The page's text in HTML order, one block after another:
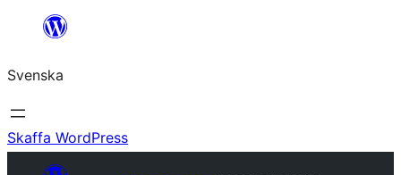
Hoppa
innehåll
Svenska
Skaffa WordPress